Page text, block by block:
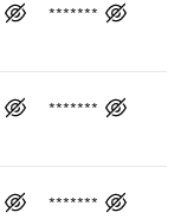
*******
*******
*******